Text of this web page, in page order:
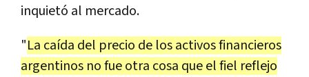
inquietó al mercado.
"La caída del precio de los activos financieros
argentinos no fue otra cosa que el fiel reflejo